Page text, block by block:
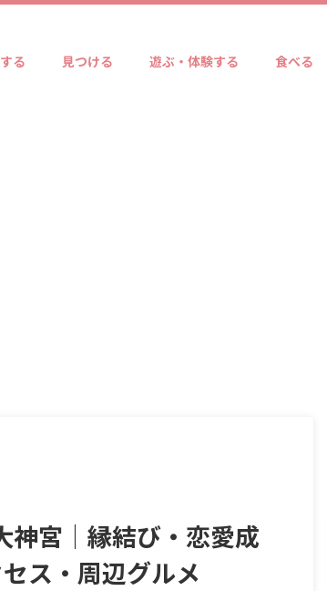
る 見つける 遊ぶ・体験する 食べる
神宮｜縁結び・恋愛成
ス・周辺グルメ